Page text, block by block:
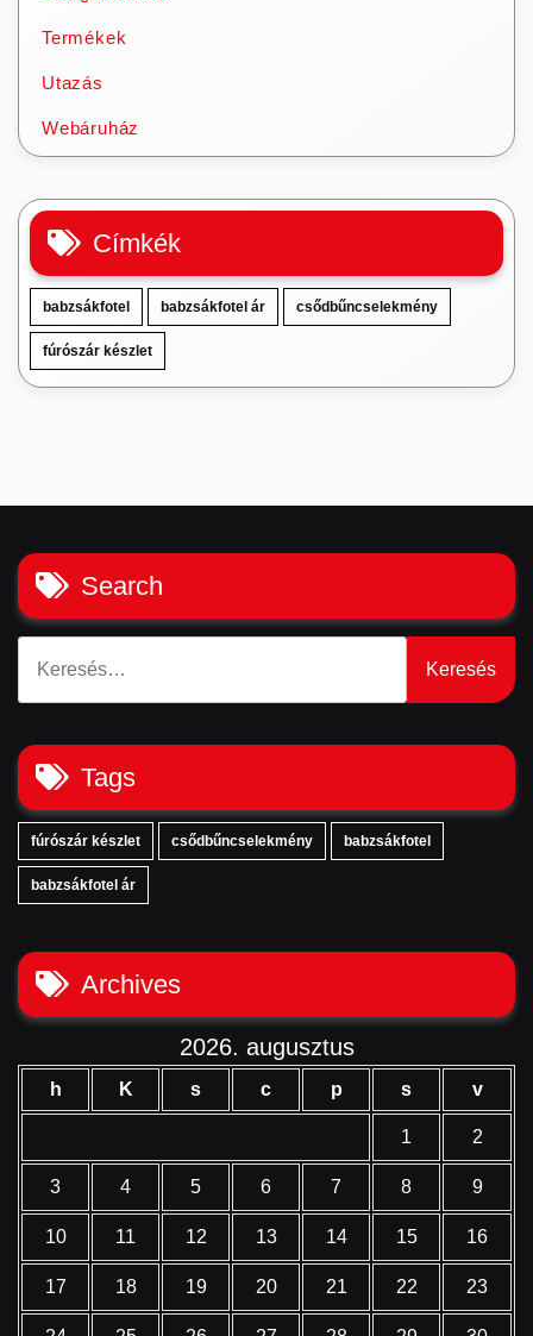
Termékek
Utazás
Webáruház
Címkék
babzsákfotel babzsákfotel ár csődbűncselekmény
fúrószár készlet
Search
Tags
fúrószár készlet csődbűncselekmény babzsákfotel
babzsákfotel ár
Archives
2026. augusztus
h K s c p s v
1 2
3 4 5 6 7 8 9
10 11 12 13 14 15 16
17 18 19 20 21 22 23